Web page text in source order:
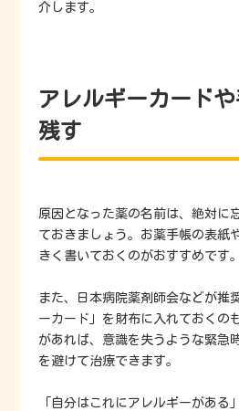
介します。
アレルギーカード
残す
原因となった薬の名前は、絶対に
ておきましょう。お薬手帳の表紙
きく書いておくのがおすすめです。
また、日本病院薬剤師会などが推
ーカード」を財布に入れておくの
があれば、意識を失うような緊急
を避けて治療できます。
「自分はこれにアレルギーがある